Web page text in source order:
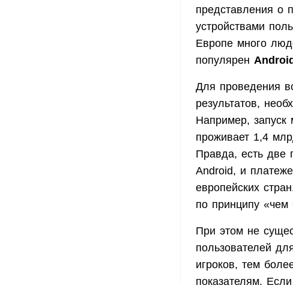
представления о
устройствами
Европе много
популярен Android
Для проведения
результатов,
Например, запуск
проживает 1,4
Правда, есть две
Android, и
европейских
по принципу
При этом не
пользователей
игроков, тем
показателям.